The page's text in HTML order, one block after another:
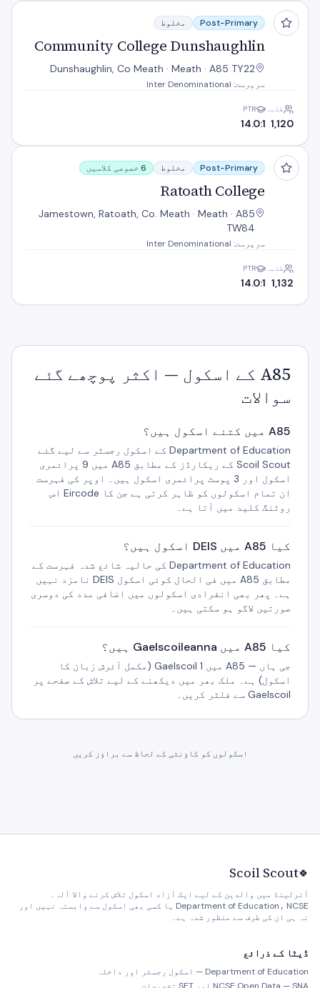
Community College Dunshaughlin
Post-Primary مخلوط
Community College Dunshaughlin
Dunshaughlin, Co Meath · Meath · A85 TY22
سرپرست: Inter Denominational
طلبہ
1,120
PTR
14.0:1
Ratoath College
Post-Primary مخلوط 6 خصوصی کلاسیں
Ratoath College
Jamestown, Ratoath, Co. Meath · Meath · A85
TW84
سرپرست: Inter Denominational
طلبہ
1,132
PTR
14.0:1
A85 کے اسکول — اکثر پوچھے گئے
سوالات
A85 میں کتنے اسکول ہیں؟
Department of Education کے اسکول رجسٹر سے لیے گئے
Scoil Scout کے ریکارڈز کے مطابق A85 میں 9 پرائمری
اسکول اور 3 پوسٹ پرائمری اسکول ہیں۔ اوپر کی فہرست
ان تمام اسکولوں کو ظاہر کرتی ہے جن کا Eircode اس
روٹنگ کلید میں آتا ہے۔
کیا A85 میں DEIS اسکول ہیں؟
Department of Education کی حالیہ شائع شدہ فہرست کے
مطابق A85 میں فی الحال کوئی اسکول DEIS نامزد نہیں
ہے۔ پھر بھی انفرادی اسکولوں میں اضافی مدد کی دوسری
صورتیں لاگو ہو سکتی ہیں۔
کیا A85 میں Gaelscoileanna ہیں؟
جی ہاں — A85 میں 1 Gaelscoil (مکمل آئرش زبان کا
اسکول) ہے۔ ملک بھر میں دیکھنے کے لیے تلاش کے صفحے پر
Gaelscoil سے فلٹر کریں۔
اسکولوں کو کاؤنٹی کے لحاظ سے براؤز کریں
🍀
Scoil Scout
آئرلینڈ میں والدین کے لیے ایک آزاد اسکول تلاش کرنے والا آلہ۔
Department of Education، NCSE یا کسی بھی اسکول سے وابستہ نہیں اور
نہ ہی ان کی طرف سے منظور شدہ ہے۔
ڈیٹا کے ذرائع
Department of Education — اسکول رجسٹر اور داخلہ